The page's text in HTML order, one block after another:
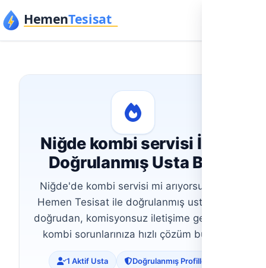
İçeriğe geç
Niğde kombi servisi İçin
Doğrulanmış Usta Bul
Niğde'de kombi servisi mi arıyorsunuz?
Hemen Tesisat ile doğrulanmış ustalarla
doğrudan, komisyonsuz iletişime geçin ve
kombi sorunlarınıza hızlı çözüm bulun.
1 Aktif Usta Doğrulanmış Profiller